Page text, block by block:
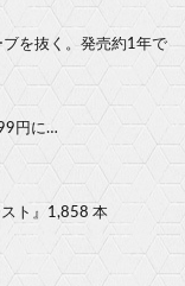
ブを抜く。発売約1年で
円に…
ト』1,858 本